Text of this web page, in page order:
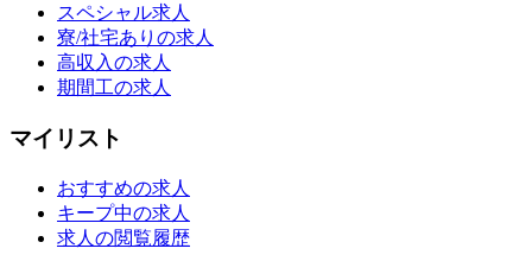
スペシャル求人
寮/社宅ありの求人
高収入の求人
期間工の求人
マイリスト
おすすめの求人
キープ中の求人
求人の閲覧履歴